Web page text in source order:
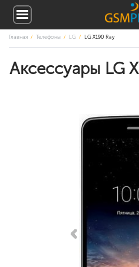
Главная Телефоны LG LG X190 Ray
Аксессуары LG